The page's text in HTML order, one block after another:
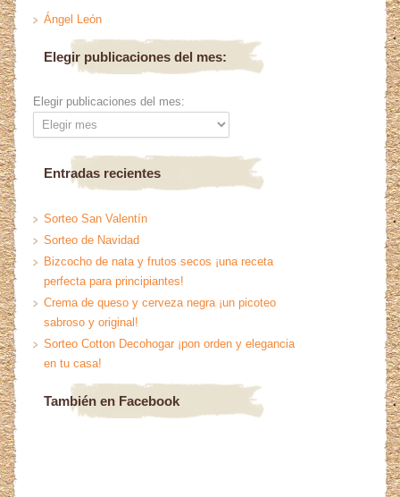
Ángel León
Elegir publicaciones del mes:
Elegir publicaciones del mes:
Entradas recientes
Sorteo San Valentín
Sorteo de Navidad
Bizcocho de nata y frutos secos ¡una receta
perfecta para principiantes!
Crema de queso y cerveza negra ¡un picoteo
sabroso y original!
Sorteo Cotton Decohogar ¡pon orden y elegancia
en tu casa!
También en Facebook